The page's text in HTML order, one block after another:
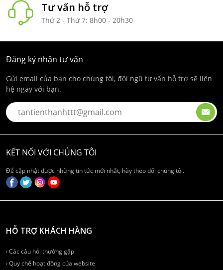
Tư vấn hỗ trợ
Thứ 2 - Thứ 7: 8h00 - 20h30
Đăng ký nhận tư vấn
Gửi email của bạn cho chúng tôi, đội ngũ tư vấn hỗ trợ sẽ liên
hệ ngay với bạn.
KẾT NỐI VỚI CHÚNG TÔI
Để cập nhật được những tin tức mới nhất, hãy theo dõi chúng tôi.
HỖ TRỢ KHÁCH HÀNG
Các câu hỏi thường gặp
Quy chế hoạt động của website